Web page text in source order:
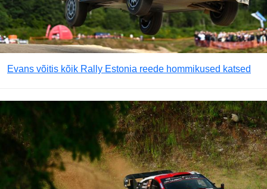
Evans võitis kõik Rally Estonia reede hommikused katsed